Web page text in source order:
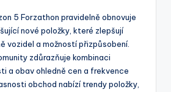
5 Forzathon pravidelně obnovuje
nové položky, které zlepšují
vozidel a možností přizpůsobení.
zdůrazňuje kombinaci
a obav ohledně cen a frekvence
obchod nabízí trendy položky,